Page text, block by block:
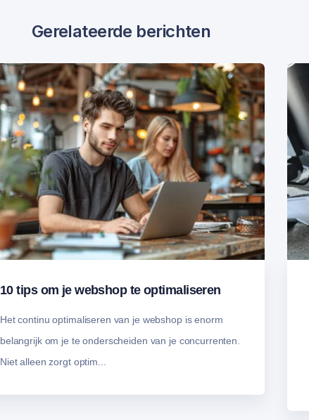
Gerelateerde berichten
10 tips om je webshop te optimaliseren
Het continu optimaliseren van je webshop is enorm
belangrijk om je te onderscheiden van je concurrenten.
Niet alleen zorgt optim...